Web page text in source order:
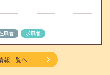
在職者 求職者
可】求人のリアルを知る人事担
～13:20
報一覧へ